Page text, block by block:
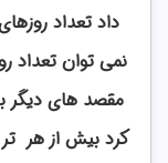
داد تعداد
نمی توان تعداد
مقصد های دیگر
کرد بیش از هر